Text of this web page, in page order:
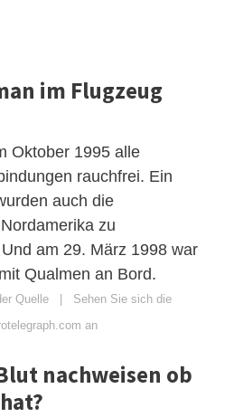
im Flugzeug
Oktober 1995 alle
rauchfrei. Ein
auch die
zu
am 29. März 1998 war
Qualmen an Bord.
Quelle | Sehen Sie sich die
an
nachweisen ob